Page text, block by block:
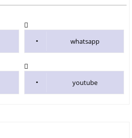
whatsapp
youtube